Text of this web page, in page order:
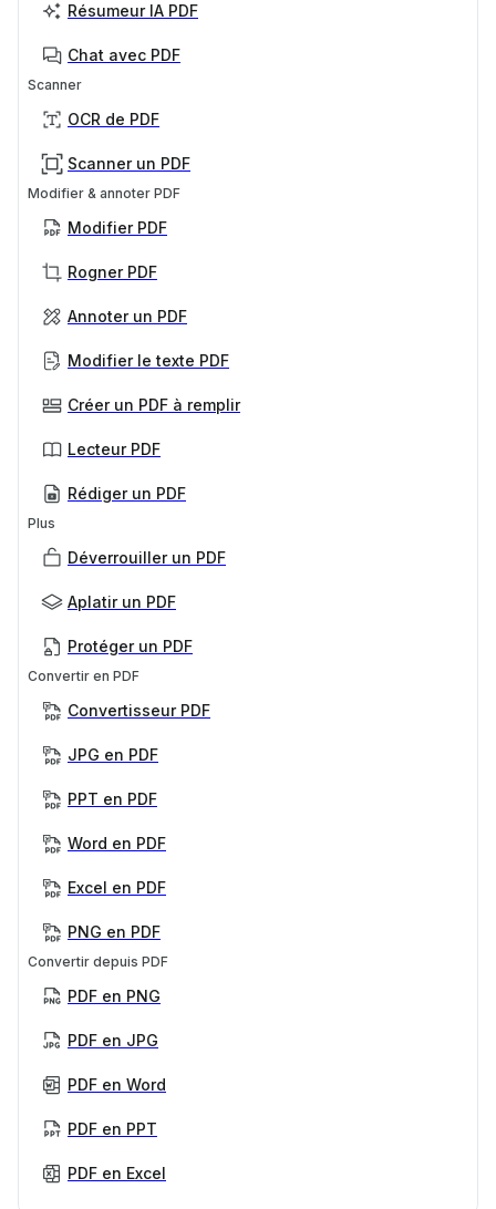
Résumeur IA PDF
Chat avec PDF
Scanner
OCR de PDF
Scanner un PDF
Modifier & annoter PDF
Modifier PDF
Rogner PDF
Annoter un PDF
Modifier le texte PDF
Créer un PDF à remplir
Lecteur PDF
Rédiger un PDF
Plus
Déverrouiller un PDF
Aplatir un PDF
Protéger un PDF
Convertir en PDF
Convertisseur PDF
JPG en PDF
PPT en PDF
Word en PDF
Excel en PDF
PNG en PDF
Convertir depuis PDF
PDF en PNG
PDF en JPG
PDF en Word
PDF en PPT
PDF en Excel